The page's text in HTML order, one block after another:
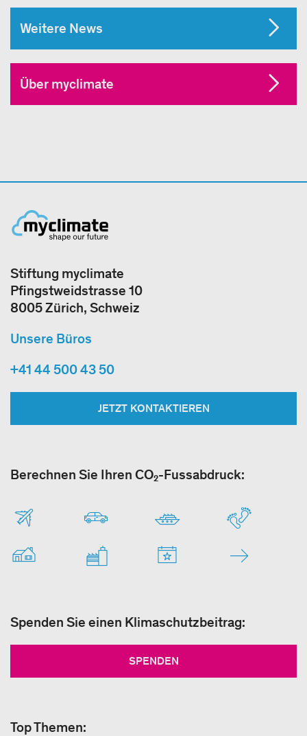
Weitere News
Über myclimate
Stiftung myclimate
Pfingstweidstrasse 10
8005 Zürich, Schweiz
Unsere Büros
+41 44 500 43 50
JETZT KONTAKTIEREN
Berechnen Sie Ihren CO₂-Fussabdruck:
Spenden Sie einen Klimaschutzbeitrag:
SPENDEN
Top Themen: